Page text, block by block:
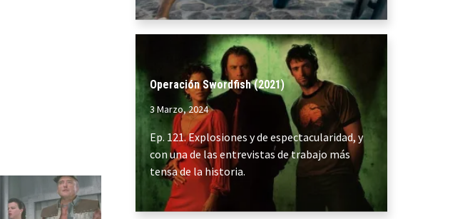
Operación Swordfish (2021)
3 Marzo, 2024
Ep. 121. Explosiones y de espectacularidad, y
con una de las entrevistas de trabajo más
tensa de la historia.